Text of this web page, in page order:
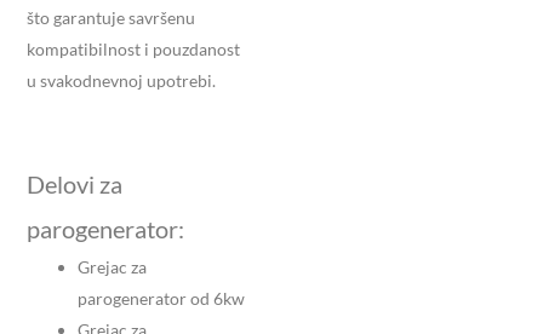
što garantuje savršenu
kompatibilnost i pouzdanost
u svakodnevnoj upotrebi.
Delovi za
parogenerator:
Grejac za
parogenerator od 6kw